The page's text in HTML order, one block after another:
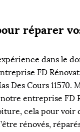
réparer
dans le
FD
Des Cours 11570.
entreprise FD
cela pour voir
rénovés,